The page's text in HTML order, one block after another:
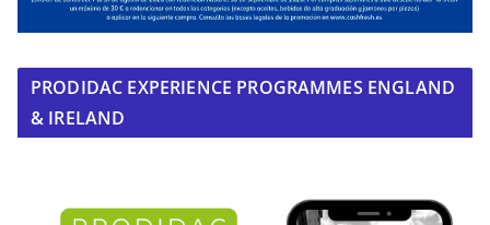
PRODIDAC EXPERIENCE PROGRAMMES ENGLAND
& IRELAND